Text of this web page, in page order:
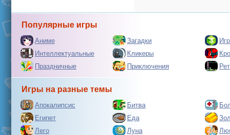
Популярные игры
Аниме Загадки
Интеллектуальные
Кликеры
Праздничные
Приключения
Игры на разные темы
Апокалипсис Битва
Египет
Еда
Лего
Луна